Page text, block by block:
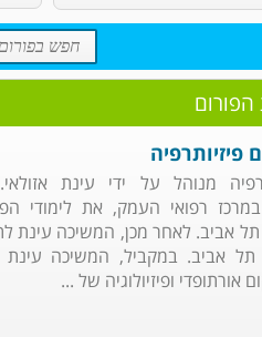
הפורום
פיזיותרפיה
מנוהל על ידי עינת
במרכז רפואי העמק, את לימודי
תל אביב. לאחר מכן, המשיכה עינת
תל אביב. במקביל, המשיכה
אורתופדי ופיזיולוגיה של ...